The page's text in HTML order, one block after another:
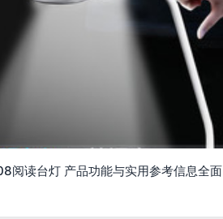
阅读台灯 产品功能与实用参考信息全面